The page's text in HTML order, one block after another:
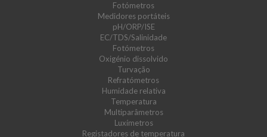
Fotómetros
Medidores portáteis
pH/ORP/ISE
EC/TDS/Salinidade
Fotómetros
Oxigénio dissolvido
Turvação
Refratómetros
Humidade relativa
Temperatura
Multiparâmetros
Luxímetros
Registadores de temperatura